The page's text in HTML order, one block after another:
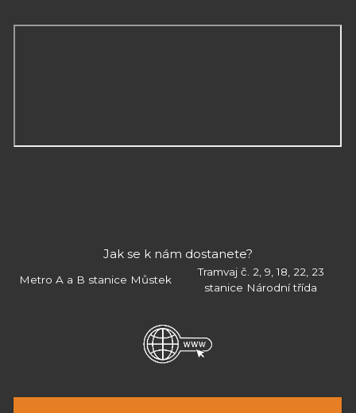
Jak se k nám dostanete?
Metro A a B stanice Můstek
Tramvaj č. 2, 9, 18, 22, 23
stanice Národní třída